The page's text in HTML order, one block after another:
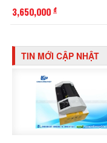
3,650,000 đ
TIN MỚI CẬP NHẬT